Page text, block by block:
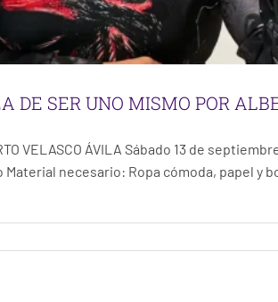
DE SER UNO MISMO POR
VELASCO ÁVILA Sábado 13 de
necesario: Ropa cómoda, papel y